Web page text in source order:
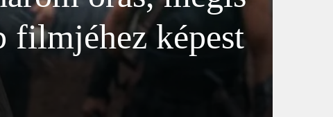
filmjéhez képest